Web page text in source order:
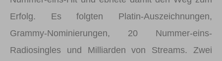
Erfolg. Es folgten Platin-Auszeichnungen,
Grammy-Nominierungen, 20 Nummer-eins-
Radiosingles und Milliarden von Streams. Zwei